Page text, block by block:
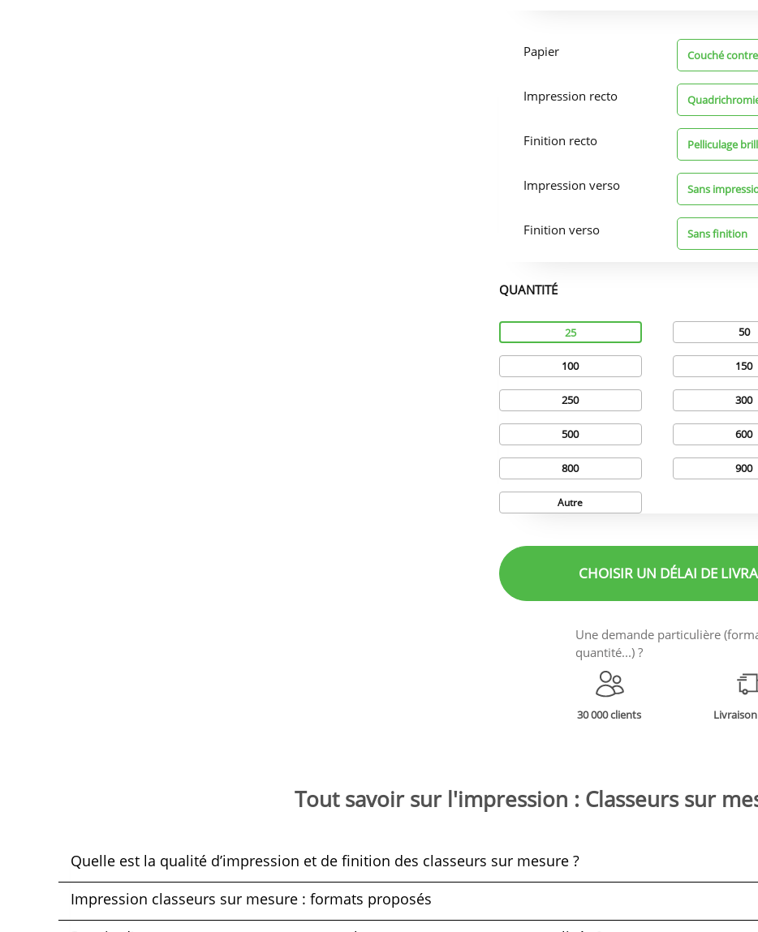
d'impression
Papier Couché
Impression recto
Finition recto Pelliculage
Impression verso Sans
Finition verso Sans finition
Quantité
QUANTITÉ
25 50
100 150
250 300
500 600
800 900
Autre
CHOISIR UN DÉLAI DE
Une demande particulière
quantité...) ?
30 000 clients
Tout savoir sur l'impression : Classeurs sur
Quelle est la qualité d’impression et de finition des classeurs sur mesure ?
Impression classeurs sur mesure : formats proposés